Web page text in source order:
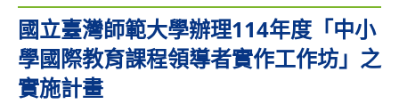
國立臺灣師範大學辦理114年度「中小
學國際教育課程領導者實作工作坊」之
實施計畫